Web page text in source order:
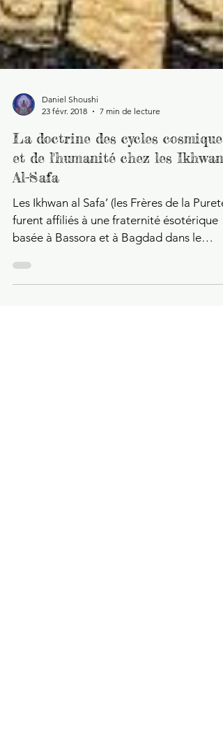
23 févr. 2018
7 min de lecture
La doctrine des cycles cosmiques
et de l'humanité chez les Ikhwan
Al-Safa
Les Ikhwan al Safa’ (les Frères de la Pureté)
furent affiliés à une fraternité ésotérique
basée à Bassora et à Bagdad dans le
dernier...